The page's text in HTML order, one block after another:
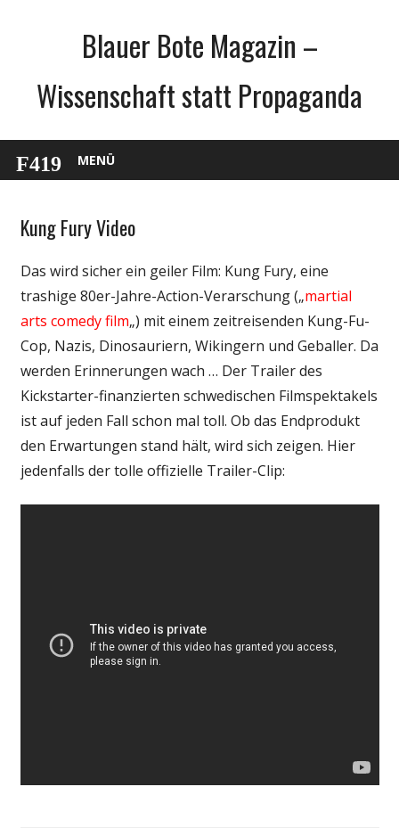
Blauer Bote Magazin –
Wissenschaft statt Propaganda
MENÜ
Unterhaltung
Kung Fury Video
Das wird sicher ein geiler Film: Kung Fury, eine
trashige 80er-Jahre-Action-Verarschung („martial
arts comedy film„) mit einem zeitreisenden Kung-Fu-
Cop, Nazis, Dinosauriern, Wikingern und Geballer. Da
werden Erinnerungen wach … Der Trailer des
Kickstarter-finanzierten schwedischen Filmspektakels
ist auf jeden Fall schon mal toll. Ob das Endprodukt
den Erwartungen stand hält, wird sich zeigen. Hier
jedenfalls der tolle offizielle Trailer-Clip: